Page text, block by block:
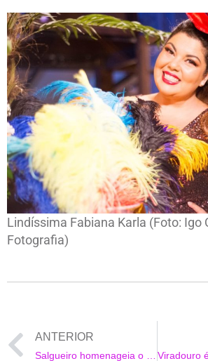
Lindíssima Fabiana Karla (Foto: Igo
Fotografia)
ANTERIOR
Salgueiro homenageia o primeiro palhaço negro do Brasil